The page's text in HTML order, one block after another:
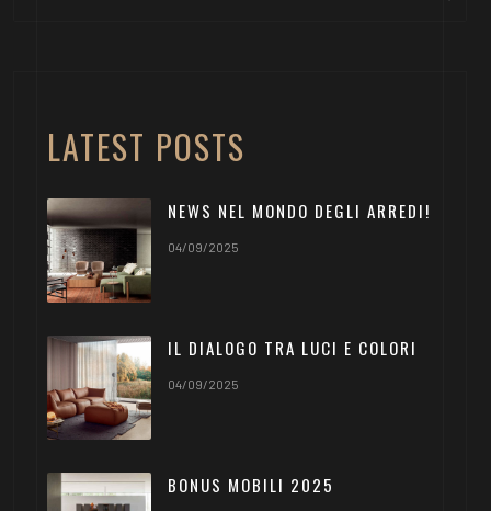
LATEST POSTS
NEWS NEL MONDO DEGLI ARREDI!
04/09/2025
IL DIALOGO TRA LUCI E COLORI
04/09/2025
BONUS MOBILI 2025